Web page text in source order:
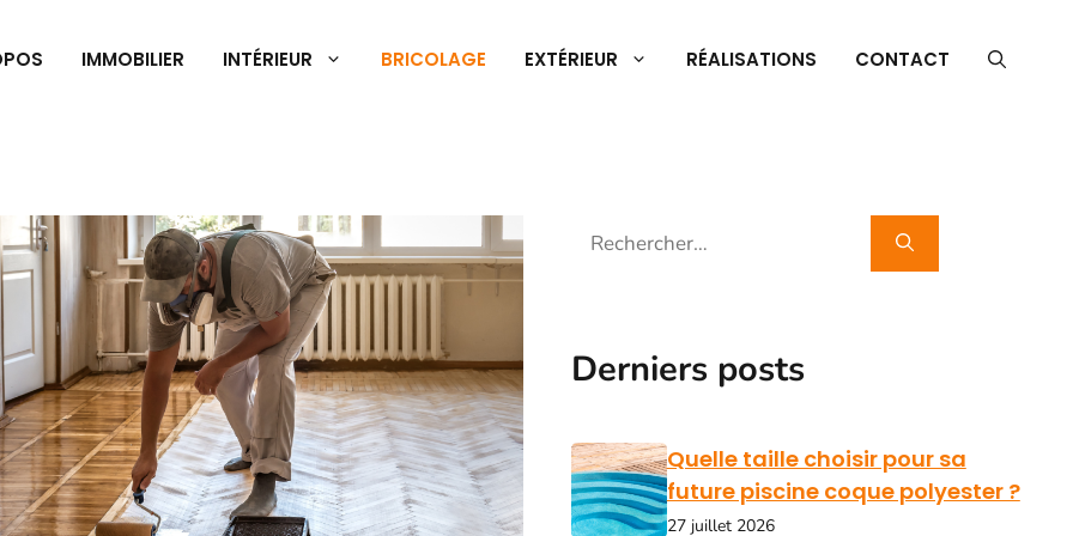
IMMOBILIER INTÉRIEUR BRICOLAGE EXTÉRIEUR RÉALISATIONS CONTACT
Rechercher :
Derniers posts
Quelle taille choisir pour sa
future piscine coque polyester ?
27 juillet 2026